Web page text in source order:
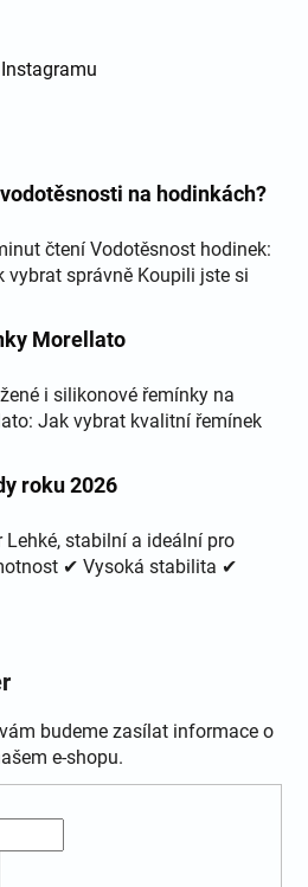
na hodinkách?
čtení Vodotěsnost hodinek:
vybrat správně Koupili jste si
Morellato
i silikonové řemínky na
Jak vybrat kvalitní řemínek
roku 2026
Lehké, stabilní a ideální pro
✔ Vysoká stabilita ✔
budeme zasílat informace o
e-shopu.